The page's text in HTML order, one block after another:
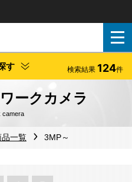
ークカメラ
camera
一覧 3MP～
す 検索結果 124件